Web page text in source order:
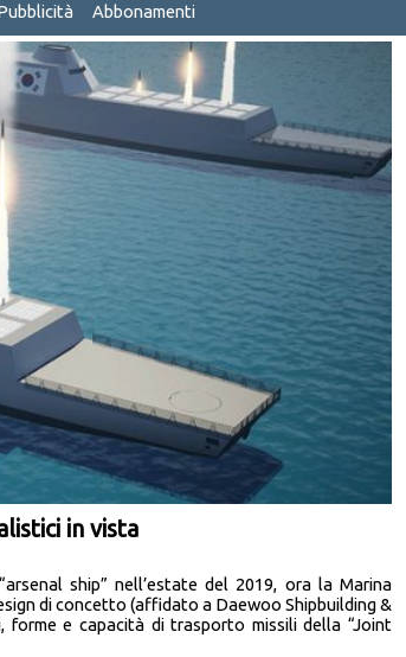
Abbonamenti
in vista
ship” nell’estate del 2019, ora la Marina
di concetto (affidato a Daewoo Shipbuilding &
forme e capacità di trasporto missili della “Joint